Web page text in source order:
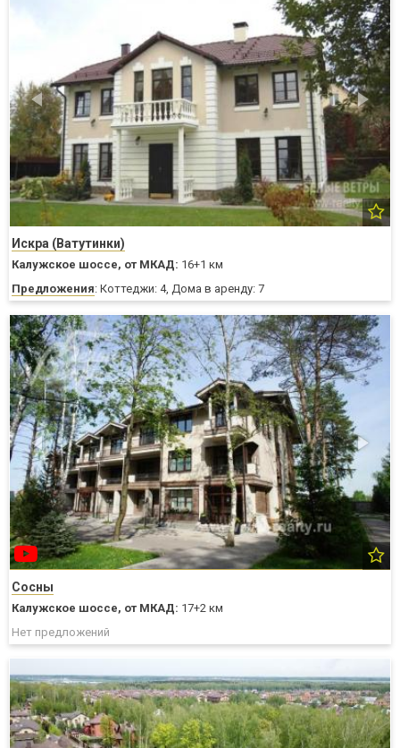
Искра (Ватутинки)
Калужское шоссе, от МКАД: 16+1 км
Предложения: Коттеджи: 4, Дома в аренду: 7
Сосны
Калужское шоссе, от МКАД: 17+2 км
Нет предложений